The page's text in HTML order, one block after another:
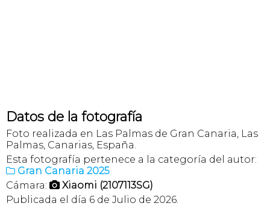
Datos de la fotografía
Foto realizada en Las Palmas de Gran Canaria, Las
Palmas, Canarias, España.
Esta fotografía pertenece a la categoría del autor:
 Gran Canaria 2025
Cámara:  Xiaomi (2107113SG)
Publicada el día 6 de Julio de 2026.